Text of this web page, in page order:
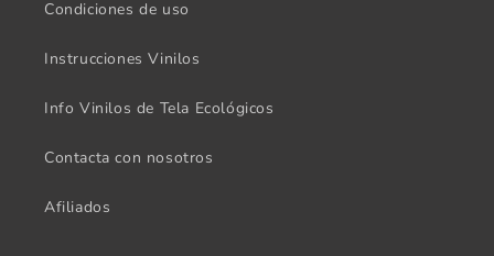
Condiciones de uso
Instrucciones Vinilos
Info Vinilos de Tela Ecológicos
Contacta con nosotros
Afiliados